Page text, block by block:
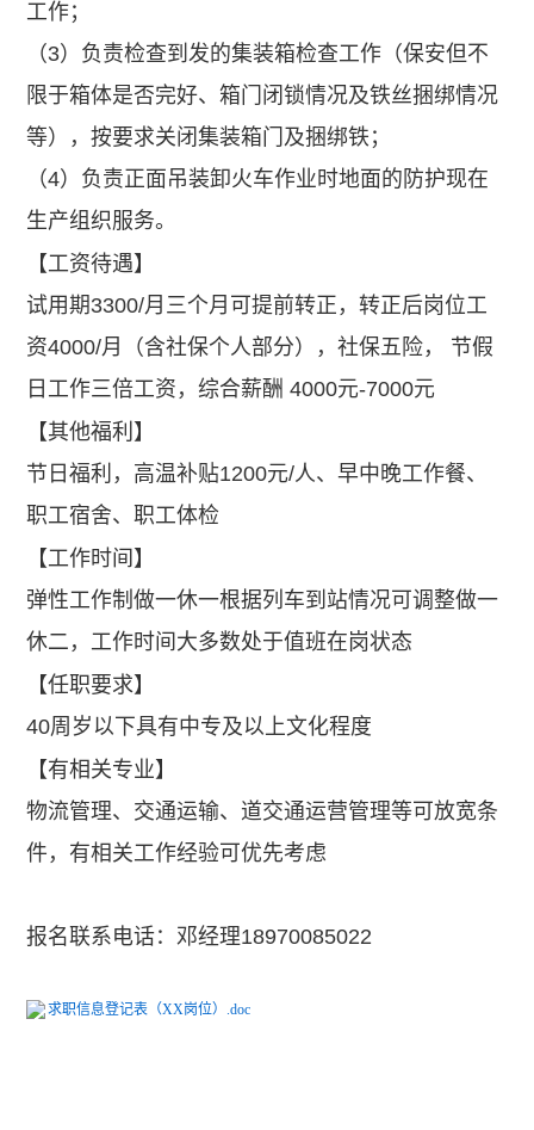
工作；
（3）负责检查到发的集装箱检查工作（保安但不
限于箱体是否完好、箱门闭锁情况及铁丝捆绑情况
等），按要求关闭集装箱门及捆绑铁；
（4）负责正面吊装卸火车作业时地面的防护现在
生产组织服务。
【工资待遇】
试用期3300/月三个月可提前转正，转正后岗位工
资4000/月（含社保个人部分），社保五险，
节假
日工作三倍工资，综合薪酬 4000元-7000元
【其他福利】
节日福利，高温补贴1200元/人、早中晚工作餐、
职工宿舍、职工体检
【工作时间】
弹性工作制做一休一根据列车到站情况可调整做一
休二，工作时间大多数处于值班在岗状态
【任职要求】
40周岁以下具有中专及以上文化程度
【有相关专业】
物流管理、交通运输、道交通运营管理等可放宽条
件，有相关工作经验可优先考虑
报名联系电话：邓经理18970085022
求职信息登记表（XX岗位）.doc